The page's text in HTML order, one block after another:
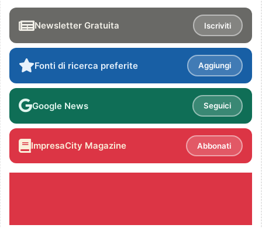
Newsletter Gratuita Iscriviti
Fonti di ricerca preferite Aggiungi
Google News Seguici
ImpresaCity Magazine Abbonati